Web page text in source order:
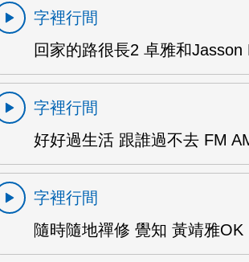
字裡行間
回家的路很長2 卓雅和Jasson
字裡行間
好好過生活 跟誰過不去 FM
字裡行間
隨時隨地禪修 覺知 黃靖雅OK